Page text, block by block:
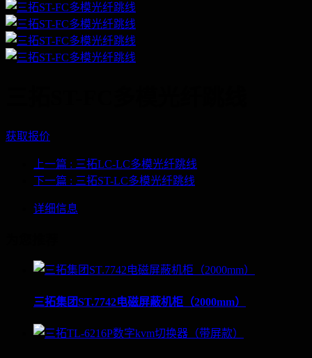
获取报价
上一篇 : 三拓LC-LC多模光纤跳线
下一篇 : 三拓ST-LC多模光纤跳线
详细信息
三拓集团ST.7742电磁屏蔽机柜（2000mm）